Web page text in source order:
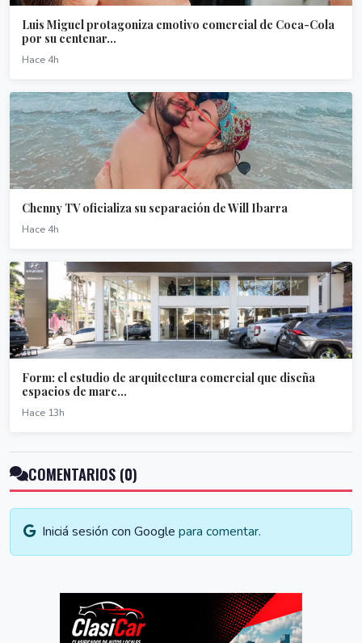
Luis Miguel protagoniza emotivo comercial de Coca-Cola
por su centenar...
Hace 4h
Chenny TV oficializa su separación de Will Ibarra
Hace 4h
Form: el estudio de arquitectura comercial que diseña
espacios de marc...
Hace 13h
COMENTARIOS (0)
Iniciá sesión con Google para comentar.